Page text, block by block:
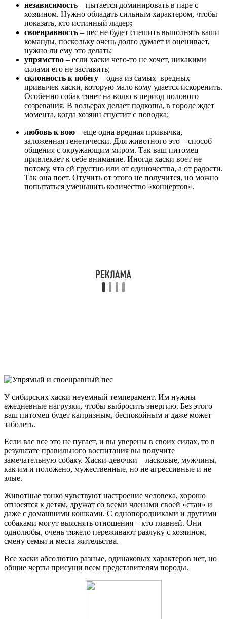
независимость – пытается доминировать в паре с
хозяином. Нужно обладать сильным характером, чтобы
показать, кто истинный лидер;
своенравность – пес не будет спешить выполнять ваши
команды, поскольку очень долго думает и оценивает,
нужно ли ему это делать;
упрямство – если хаски чего-то не хочет, никакими
силами его не заставить;
склонность к побегу – одна из самых вредных
привычек хаски, которую мало кому удается искоренить.
Особенно собак тянет на волю в период полового
созревания. В вольерах делает подкопы, в городе ждет
момента, когда хозяин спустит с поводка;
любовь к вою – еще одна вредная привычка,
заложенная генетически. Для животного это – способ
общения с окружающим миром. Так ваш питомец
привлекает к себе внимание. Иногда хаски воет не
потому, что ей грустно или от одиночества, а от радости.
Так она поет. Отучить от этого не получится, но можно
попытаться уменьшить количество «концертов».
У сибирских хаски неуемный темперамент. Им нужны
ежедневные нагрузки, чтобы выбросить энергию. Без этого
ваш питомец будет капризным, беспокойным и даже может
заболеть.
Если вас все это не пугает, и вы уверены в своих силах, то в
результате правильного воспитания вы получите
замечательную собаку. Хаски-девочки – ласковые, мужчины,
как им и положено, мужественные, но не агрессивные и не
злые.
Животные тонко чувствуют настроение человека, хорошо
относятся к детям, дружат со всеми членами своей «стаи» и
даже с домашними кошками. С однопородниками и другими
собаками могут выяснять отношения – кто главней. Они
однолюбы, очень тяжело переживают разлуку с хозяином,
смену семьи и места жительства.
Все хаски абсолютно разные, одинаковых характеров нет, но
общие черты присущи всем представителям породы.